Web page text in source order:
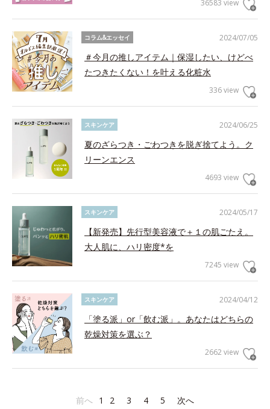
36583 view
2024/07/05
コラム&エッセイ
＃今月の推しアイテム｜保湿したい、けどべ
たつきたくない！を叶える化粧水
336 view
2024/06/25
スキンケア
夏のざらつき・ごわつきを脱ぎ捨てよう。ク
リーンエンス
4693 view
2024/05/17
スキンケア
【新発売】先行型美容液で＋１の肌ごたえ。
大人肌に、ハリ密度*を
7245 view
2024/04/12
スキンケア
「塗る派」or「飲む派」。あなたはどちらの
乾燥対策を選ぶ？
2662 view
前へ 1 2 3 4 5 次へ